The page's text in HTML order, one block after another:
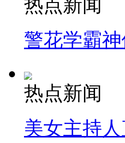
热点新闻
警花学霸
热点新闻
美女主持